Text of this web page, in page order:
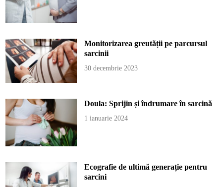
Monitorizarea greutății pe parcursul
sarcinii
30 decembrie 2023
Doula: Sprijin și îndrumare în sarcină
1 ianuarie 2024
Ecografie de ultimă generație pentru
sarcini